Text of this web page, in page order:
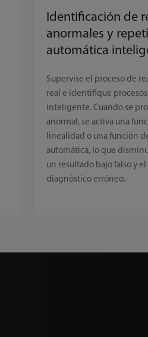
Identificación de
anormales y
automática
Supervise el proceso de
real e identifique
inteligente. Cuando se
anormal, se activa una
linealidad o una función
automática, lo que
un resultado bajo falso y
diagnóstico erróneo.